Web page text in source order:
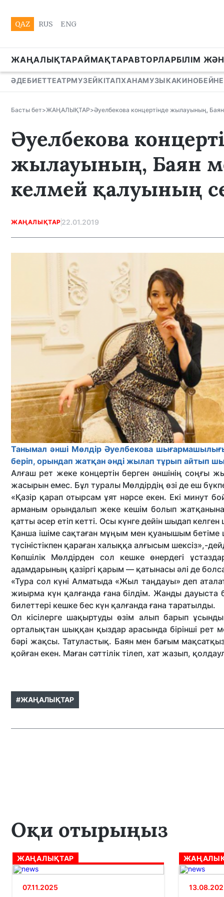
QAZ RUS ENG
ЖАҢАЛЫҚТАРАЙМАҚТАРАВТОРЛАРБІЛІМ
ӘДЕБИЕТТЕАТРМУЗЕЙКІТАПХАНАМУЗЫКАКИНО
Басты бет>ЖАҢАЛЫҚТАР>Әуелбекова концертінде жылауының,
Әуелбекова
жылауының, Баян
келмей қалуының
ЖАҢАЛЫҚТАР 22.01.2019
Танымал әнші Мөлдір Әуелбекова
беріп, орындап жатқан әнді жылап тұрып айтып
Алғаш рет жеке концертін берген әншінің соңғы
жасырын емес. Бұл туралы Мөлдірдің өзі де еш
«Қазір қарап отырсам ұят нәрсе екен. Екі минут
арманым орындалып жеке кешім болып
қатты әсер етіп кетті. Осы күнге дейін шыдап
Қанша ішіме сақтаған мұңым мен қуанышым
түсіністікпен қараған халыққа алғысым шексіз»,-
Көпшілік Мөлдірден сол кешке өнердегі
адамдарының қазіргі қарым — қатынасы әлі де
«Тура сол күні Алматыда «Жыл таңдауы» деп
жиырма күн қалғанда ғана білдім. Жанды
билеттері кешке бес күн қалғанда ғана таратылды.
Ол кісілерге шақыртуды өзім алып барып
орталықтан шыққан қыздар арасында бірінші рет
бәрі жақсы. Татуластық. Баян мен бағым
қойған екен. Маған сәттілік тілеп, хат жазып,
#ЖАҢАЛЫҚТАР
Оқи отырыңыз
ЖАҢАЛЫҚТАР
07.11.2025